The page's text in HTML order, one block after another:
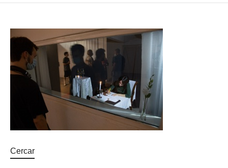
Cercar